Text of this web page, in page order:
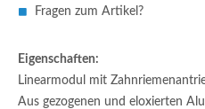
Fragen zum Artikel?
Eigenschaften:
Linearmodul mit
Aus gezogenen und eloxierten